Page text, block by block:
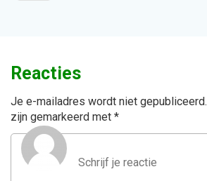
Reacties
Je e-mailadres wordt niet gepubliceerd.
zijn gemarkeerd met *